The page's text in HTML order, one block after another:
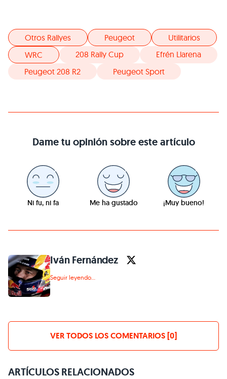
Otros Rallyes Peugeot
Utilitarios
WRC
208 Rally Cup
Efrén Llarena
Peugeot 208 R2
Peugeot Sport
Dame tu opinión sobre este artículo
Ni fu, ni fa Me ha gustado ¡Muy bueno!
Iván Fernández
Seguir leyendo...
VER TODOS LOS COMENTARIOS [0]
ARTÍCULOS RELACIONADOS